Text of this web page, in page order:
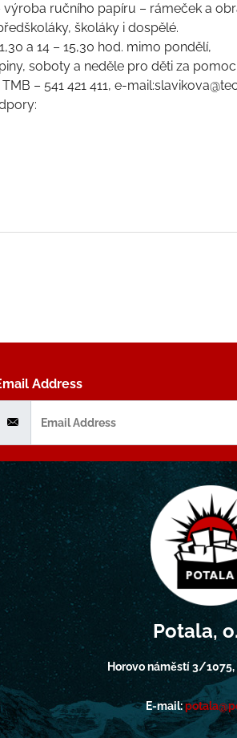
ručního papíru – rámeček a
školáky i dospělé.
a 14 – 15,30 hod. mimo pondělí,
soboty a neděle pro děti za
– 541 421 411, e-
Address
Potala,
Horovo náměstí 3/1075,
E-mail: